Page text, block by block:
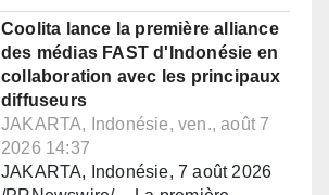
Coolita lance la première alliance
des médias FAST d'Indonésie en
collaboration avec les principaux
diffuseurs
JAKARTA, Indonésie, ven., août 7
2026 14:37
JAKARTA, Indonésie, 7 août 2026